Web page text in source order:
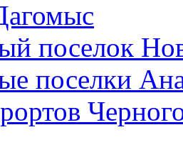
поселок
поселки